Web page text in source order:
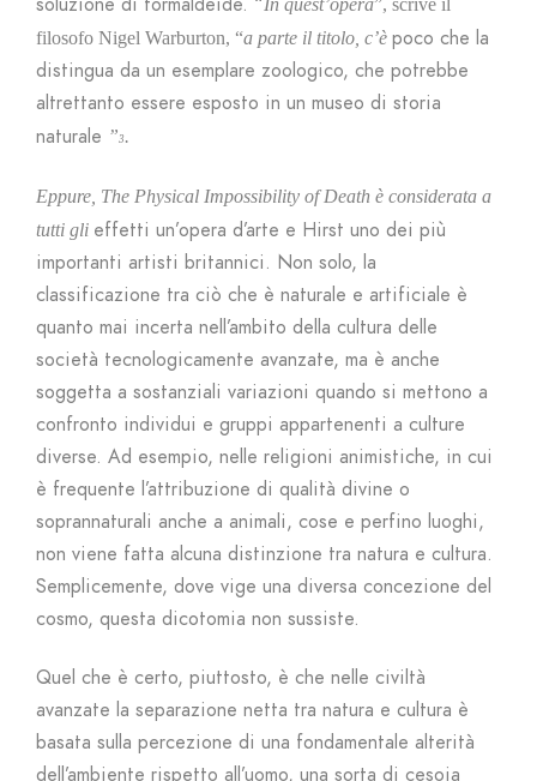
In quest’opera”, scrive il
filosofo Nigel Warburton, “a parte il titolo, c’è poco che la
distingua da un esemplare zoologico, che potrebbe
altrettanto essere esposto in un museo di storia
naturale ”3 .
Eppure, The Physical Impossibility of Death è considerata a
tutti gli effetti un’opera d’arte e Hirst uno dei più
importanti artisti britannici. Non solo, la
classificazione tra ciò che è naturale e artificiale è
quanto mai incerta nell’ambito della cultura delle
società tecnologicamente avanzate, ma è anche
soggetta a sostanziali variazioni quando si mettono a
confronto individui e gruppi appartenenti a culture
diverse. Ad esempio, nelle religioni animistiche, in cui
è frequente l’attribuzione di qualità divine o
soprannaturali anche a animali, cose e perfino luoghi,
non viene fatta alcuna distinzione tra natura e cultura.
Semplicemente, dove vige una diversa concezione del
cosmo, questa dicotomia non sussiste.
Quel che è certo, piuttosto, è che nelle civiltà
avanzate la separazione netta tra natura e cultura è
basata sulla percezione di una fondamentale alterità
dell’ambiente rispetto all’uomo, una sorta di cesoia